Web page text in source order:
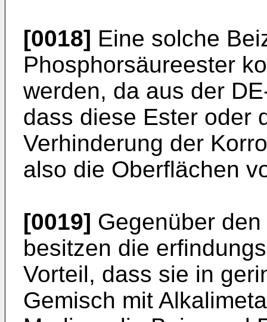
[0018] Eine solche
Phosphorsäureester
werden, da aus der
dass diese Ester oder
Verhinderung der
also die Oberflächen
[0019] Gegenüber
besitzen die
Vorteil, dass sie in
Gemisch mit